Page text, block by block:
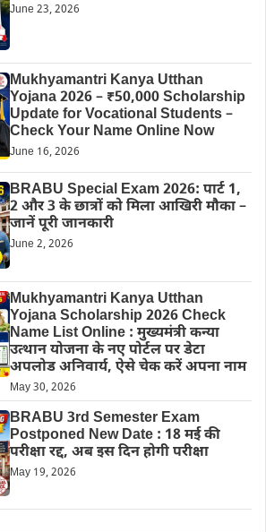
June 23, 2026
Mukhyamantri Kanya Utthan
Yojana 2026 – ₹50,000 Scholarship
Update for Vocational Students –
Check Your Name Online Now
June 16, 2026
BRABU Special Exam 2026: पार्ट 1,
2 और 3 के छात्रों को मिला आखिरी मौका –
जानें पूरी जानकारी
June 2, 2026
Mukhyamantri Kanya Utthan
Yojana Scholarship 2026 Check
Name List Online : मुख्यमंत्री कन्या
उत्थान योजना के नए पोर्टल पर डेटा
अपलोड अनिवार्य, ऐसे चेक करें अपना नाम
May 30, 2026
BRABU 3rd Semester Exam
Postponed New Date : 18 मई की
परीक्षा रद्द, अब इस दिन होगी परीक्षा
May 19, 2026